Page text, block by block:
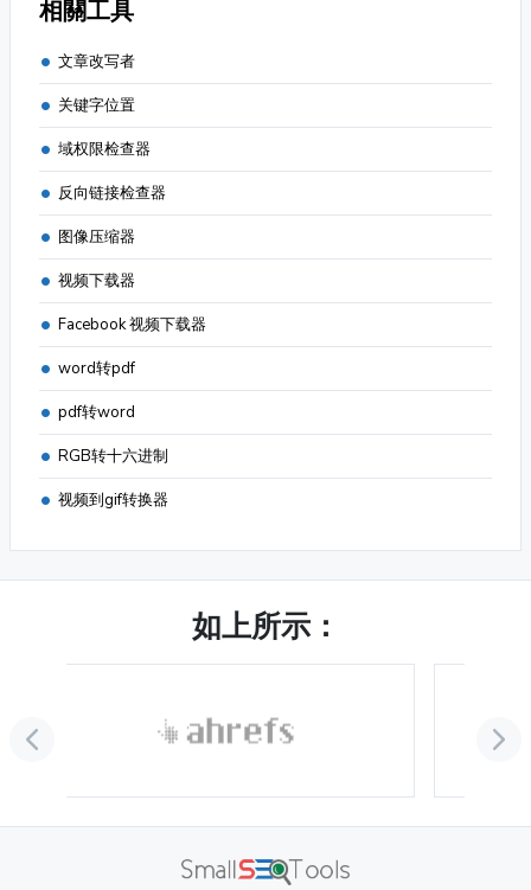
相關工具
文章改写者
关键字位置
域权限检查器
反向链接检查器
图像压缩器
视频下载器
Facebook 视频下载器
word转pdf
pdf转word
RGB转十六进制
视频到gif转换器
如上所示：